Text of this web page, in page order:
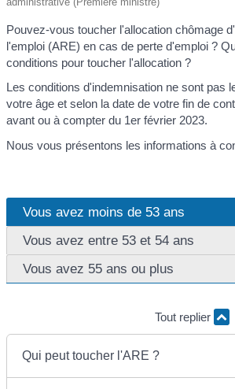
Pouvez-vous toucher l'allocation chômage
l'emploi (ARE) en cas de perte d'emploi ?
conditions pour toucher l'allocation ?
Les conditions d'indemnisation ne sont pas
votre âge et selon la date de votre fin de
avant ou à compter du 1er février 2023.
Nous vous présentons les informations à
Vous avez moins de 53 ans
Vous avez entre 53 et 54 ans
Vous avez 55 ans ou plus
Tout replier
Qui peut toucher l'ARE ?